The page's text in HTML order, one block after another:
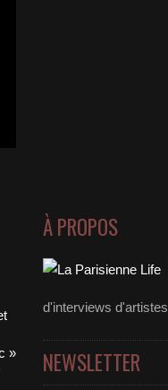
À PROPOS
d'interviews d'artistes
NEWSLETTER